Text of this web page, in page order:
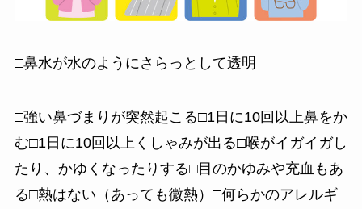
□鼻水が水のようにさらっとして透明
□強い鼻づまりが突然起こる□1日に10回以上鼻をか
む□1日に10回以上くしゃみが出る□喉がイガイガし
たり、かゆくなったりする□目のかゆみや充血もあ
る□熱はない（あっても微熱）□何らかのアレルギ